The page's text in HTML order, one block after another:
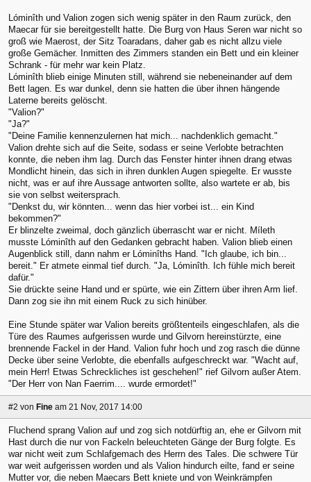
Lóminîth und Valion zogen sich wenig später in den Raum zurück, den
Maecar für sie bereitgestellt hatte. Die Burg von Haus Seren war nicht so
groß wie Maerost, der Sitz Toaradans, daher gab es nicht allzu viele
große Gemächer. Inmitten des Zimmers standen ein Bett und ein kleiner
Schrank - für mehr war kein Platz.
Lóminîth blieb einige Minuten still, während sie nebeneinander auf dem
Bett lagen. Es war dunkel, denn sie hatten die über ihnen hängende
Laterne bereits gelöscht.
"Valion?"
"Ja?"
"Deine Familie kennenzulernen hat mich... nachdenklich gemacht."
Valion drehte sich auf die Seite, sodass er seine Verlobte betrachten
konnte, die neben ihm lag. Durch das Fenster hinter ihnen drang etwas
Mondlicht hinein, das sich in ihren dunklen Augen spiegelte. Er wusste
nicht, was er auf ihre Aussage antworten sollte, also wartete er ab, bis
sie von selbst weitersprach.
"Denkst du, wir könnten... wenn das hier vorbei ist... ein Kind
bekommen?"
Er blinzelte zweimal, doch gänzlich überrascht war er nicht. Míleth
musste Lóminîth auf den Gedanken gebracht haben. Valion blieb einen
Augenblick still, dann nahm er Lóminîths Hand. "Ich glaube, ich bin...
bereit." Er atmete einmal tief durch. "Ja, Lóminîth. Ich fühle mich bereit
dafür."
Sie drückte seine Hand und er spürte, wie ein Zittern über ihren Arm lief.
Dann zog sie ihn mit einem Ruck zu sich hinüber.
Eine Stunde später war Valion bereits größtenteils eingeschlafen, als die
Türe des Raumes aufgerissen wurde und Gilvorn hereinstürzte, eine
brennende Fackel in der Hand. Valion fuhr hoch und zog rasch die dünne
Decke über seine Verlobte, die ebenfalls aufgeschreckt war. "Wacht auf,
mein Herr! Etwas Schreckliches ist geschehen!" rief Gilvorn außer Atem.
"Der Herr von Nan Faerrim.... wurde ermordet!"
#2 von Fine am 21 Nov, 2017 14:00
Fluchend sprang Valion auf und zog sich notdürftig an, ehe er Gilvorn mit
Hast durch die nur von Fackeln beleuchteten Gänge der Burg folgte. Es
war nicht weit zum Schlafgemach des Herrn des Tales. Die schwere Tür
war weit aufgerissen worden und als Valion hindurch eilte, fand er seine
Mutter vor, die neben Maecars Bett kniete und von Weinkrämpfen